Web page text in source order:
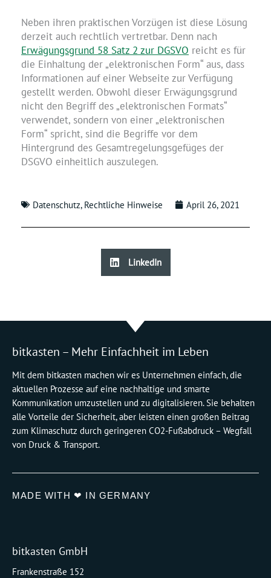
Neben ihren praktischen Vorzügen ist diese Lösung
derzeit auch rechtlich vertretbar. Denn nach
Erwägungsgrund 58 Satz 2 zur DGSVO reicht es für
die Einhaltung der „elektronischen Form“ aus, dass
Informationen auf einer Webseite zur Verfügung
gestellt werden. Obwohl dieser Erwägungsgrund
nicht den Begriff des „elektronischen Formats“
verwendet, sondern von einer „elektronischen
Form“ spricht, sind die Begriffe vor dem
Hintergrund des Gesamtregelungsgefüges der
DSGVO einheitlich auszulegen.
Datenschutz, Rechtliche Hinweise April 26, 2021
LinkedIn
bitkasten – Mehr Einfachheit im Leben
Mit dem bitkasten machen wir es Unternehmen einfach, die
aktuellen Prozesse auf eine nachhaltige und smarte
Kommunikation umzustellen und zu digitalisieren. Sie behalten
alle Vorteile der Sicherheit, aber leisten einen großen Beitrag
zum Klimaschutz durch geringeren CO2-Fußabdruck – Wegfall
von Druck & Transport.
MADE WITH ❤ IN GERMANY
bitkasten GmbH
Frankenstraße 152